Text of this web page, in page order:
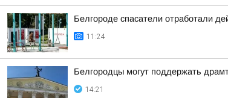
Белгороде спасатели отработали
11:24
Белгородцы могут поддержать
14:21